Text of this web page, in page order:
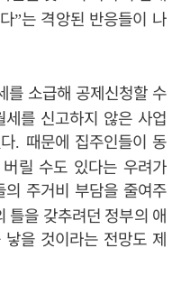
”는 격앙된 반응들이 나
를 소급해 공제신청할 수
를 신고하지 않은 사업
. 때문에 집주인들이 동
릴 수도 있다는 우려가
주거비 부담을 줄여주
틀을 갖추려던 정부의 애
을 것이라는 전망도 제